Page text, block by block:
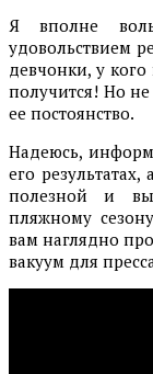
Я вполне
удовольствием
девчонки, у кого
получится! Но не
ее постоянство.
Надеюсь,
его
полезной и вы
пляжному
вам наглядно
вакуум для